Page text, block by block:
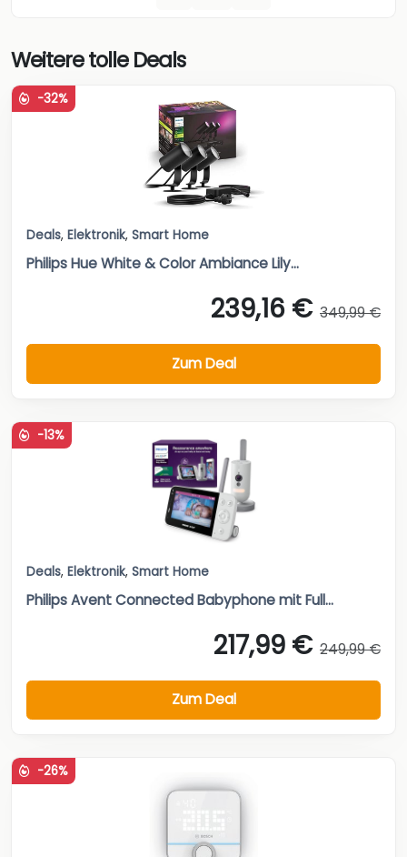
Weitere tolle Deals
-32%
Deals, Elektronik, Smart Home
Philips Hue White & Color Ambiance Lily...
239,16 € 349,99 €
Zum Deal
-13%
Deals, Elektronik, Smart Home
Philips Avent Connected Babyphone mit Full...
217,99 € 249,99 €
Zum Deal
-26%